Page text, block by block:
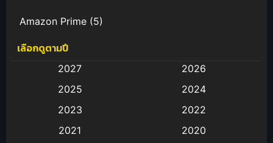
Amazon Prime (5)
Anal (ประตูหลัง)
Animation การ์ตูน
Animation อนิเมะ
เลือกดูตามปี
2027
2026
2025
2024
2023
2022
2021
2020